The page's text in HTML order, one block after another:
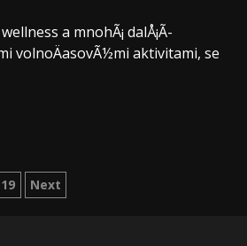
a mnohÃ¡ dalÅ¡Ã­
volnoÄasovÃ½mi aktivitami, se
19 Next